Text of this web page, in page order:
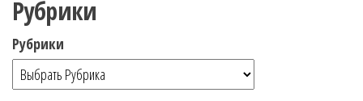
Рубрики
Рубрики